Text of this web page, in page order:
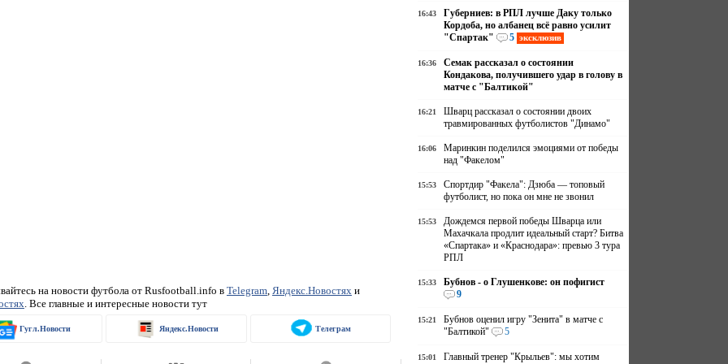
на новости футбола от Rusfootball.info в Telegram, Яндекс.Новостяхи
. Все главные и интересные новости тут
Гугл.Новости Яндекс.Новости Телеграм
16:43
Губерниев: в РПЛ лучше Даку только
Кордоба, но албанец всё равно усилит
"Спартак"
5 эксклюзив
16:36
Семак рассказал о состоянии
Кондакова, получившего удар в голову в
матче с "Балтикой"
16:21
Шварц рассказал о состоянии двоих
травмированных футболистов "Динамо"
16:06
Маринкин поделился эмоциями от победы
над "Факелом"
15:53
Спортдир "Факела": Дзюба — топовый
футболист, но пока он мне не звонил
15:53
Дождемся первой победы Шварца или
Махачкала продлит идеальный старт? Битва
«Спартака» и «Краснодара»: превью 3 тура
РПЛ
15:33
Бубнов - о Глушенкове: он пофигист
9
15:21
Бубнов оценил игру "Зенита" в матче с
"Балтикой"
5
15:01
Главный тренер "Крыльев": мы хотим